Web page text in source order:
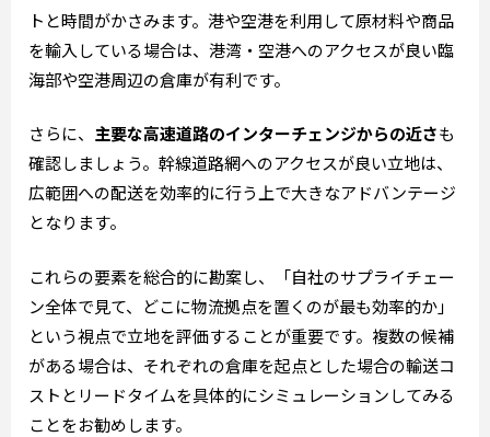
トと時間がかさみます。港や空港を利用して原材料や商品
を輸入している場合は、港湾・空港へのアクセスが良い臨
海部や空港周辺の倉庫が有利です。
さらに、 主要な高速道路のインターチェンジからの近さも
確認しましょう。幹線道路網へのアクセスが良い立地は、
広範囲への配送を効率的に行う上で大きなアドバンテージ
となります。
これらの要素を総合的に勘案し、「自社のサプライチェー
ン全体で見て、どこに物流拠点を置くのが最も効率的か」
という視点で立地を評価することが重要です。複数の候補
がある場合は、それぞれの倉庫を起点とした場合の輸送コ
ストとリードタイムを具体的にシミュレーションしてみる
ことをお勧めします。